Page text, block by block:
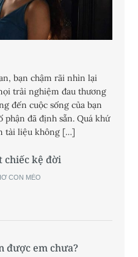
bạn chậm rãi nhìn lại
trải nghiệm đau thương
đến cuộc sống của bạn
đã định sẵn. Quá khứ
tài liệu không […]
chiếc kệ đời
CON MÈO
được em chưa?